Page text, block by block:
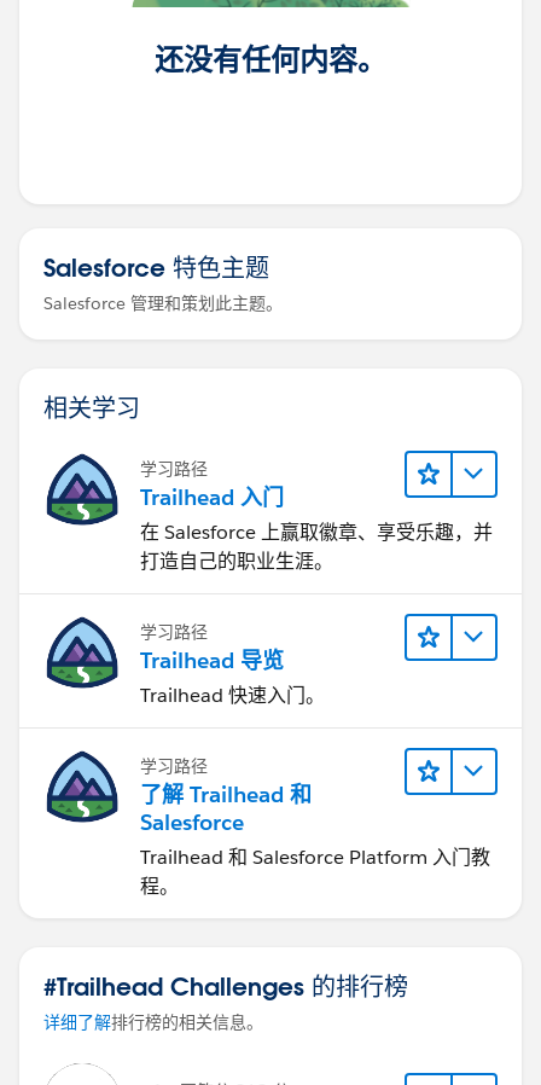
还没有任何内容。
Salesforce 特色主题
Salesforce 管理和策划此主题。
相关学习
学习路径
Trailhead 入门
在 Salesforce 上赢取徽章、享受乐趣，并
打造自己的职业生涯。
学习路径
Trailhead 导览
Trailhead 快速入门。
学习路径
了解 Trailhead 和
Salesforce
Trailhead 和 Salesforce Platform 入门教
程。
#Trailhead Challenges 的排行榜
详细了解排行榜的相关信息。